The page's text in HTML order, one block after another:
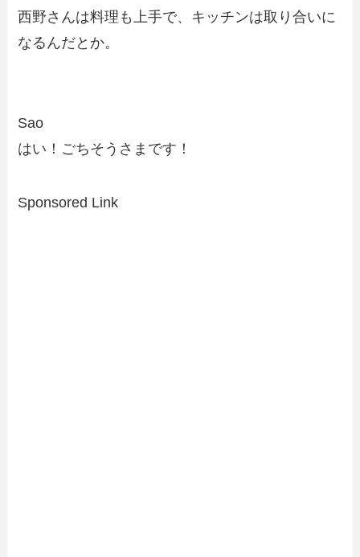
西野さんは料理も上手で、キッチンは取り合いに
なるんだとか。
Sao
はい！ごちそうさまです！
Sponsored Link